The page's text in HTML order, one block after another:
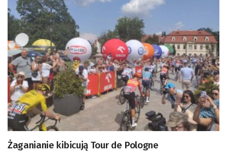
Żaganianie kibicują Tour de Pologne